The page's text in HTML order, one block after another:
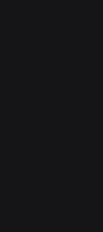
de oorzaak van
over naar een
je een duidelijke
voor een
klacht. Ik zou
aanraden!
Ik
zonder